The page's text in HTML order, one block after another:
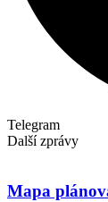
Telegram
Další zprávy
Mapa